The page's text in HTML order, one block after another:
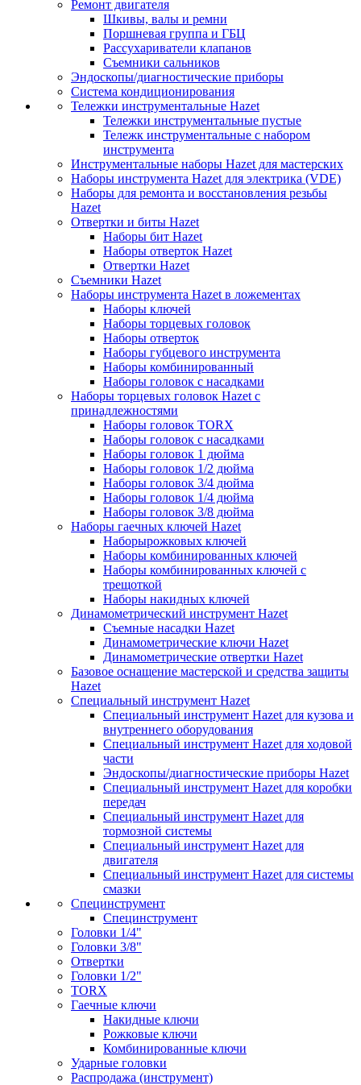
Ремонт двигателя
Шкивы, валы и ремни
Поршневая группа и ГБЦ
Рассухариватели клапанов
Съемники сальников
Эндоскопы/диагностические приборы
Система кондиционирования
Тележки инструментальные Hazet
Тележки инструментальные пустые
Тележк инструментальные с набором
инструмента
Инструментальные наборы Hazet для мастерских
Наборы инструмента Hazet для электрика (VDE)
Наборы для ремонта и восстановления резьбы
Hazet
Отвертки и биты Hazet
Наборы бит Hazet
Наборы отверток Hazet
Отвертки Hazet
Съемники Hazet
Наборы инструмента Hazet в ложементах
Наборы ключей
Наборы торцевых головок
Наборы отверток
Наборы губцевого инструмента
Наборы комбинированный
Наборы головок с насадками
Наборы торцевых головок Hazet с
принадлежностями
Наборы головок TORX
Наборы головок с насадками
Наборы головок 1 дюйма
Наборы головок 1/2 дюйма
Наборы головок 3/4 дюйма
Наборы головок 1/4 дюйма
Наборы головок 3/8 дюйма
Наборы гаечных ключей Hazet
Наборырожковых ключей
Наборы комбинированных ключей
Наборы комбинированных ключей с
трещоткой
Наборы накидных ключей
Динамометрический инструмент Hazet
Съемные насадки Hazet
Динамометрические ключи Hazet
Динамометрические отвертки Hazet
Базовое оснащение мастерской и средства защиты
Hazet
Специальный инструмент Hazet
Специальный инструмент Hazet для кузова и
внутреннего оборудования
Специальный инструмент Hazet для ходовой
части
Эндоскопы/диагностические приборы Hazet
Специальный инструмент Hazet для коробки
передач
Специальный инструмент Hazet для
тормозной системы
Специальный инструмент Hazet для
двигателя
Специальный инструмент Hazet для системы
смазки
Специнструмент
Специнструмент
Головки 1/4"
Головки 3/8"
Отвертки
Головки 1/2"
TORX
Гаечные ключи
Накидные ключи
Рожковые ключи
Комбинированные ключи
Ударные головки
Распродажа (инструмент)